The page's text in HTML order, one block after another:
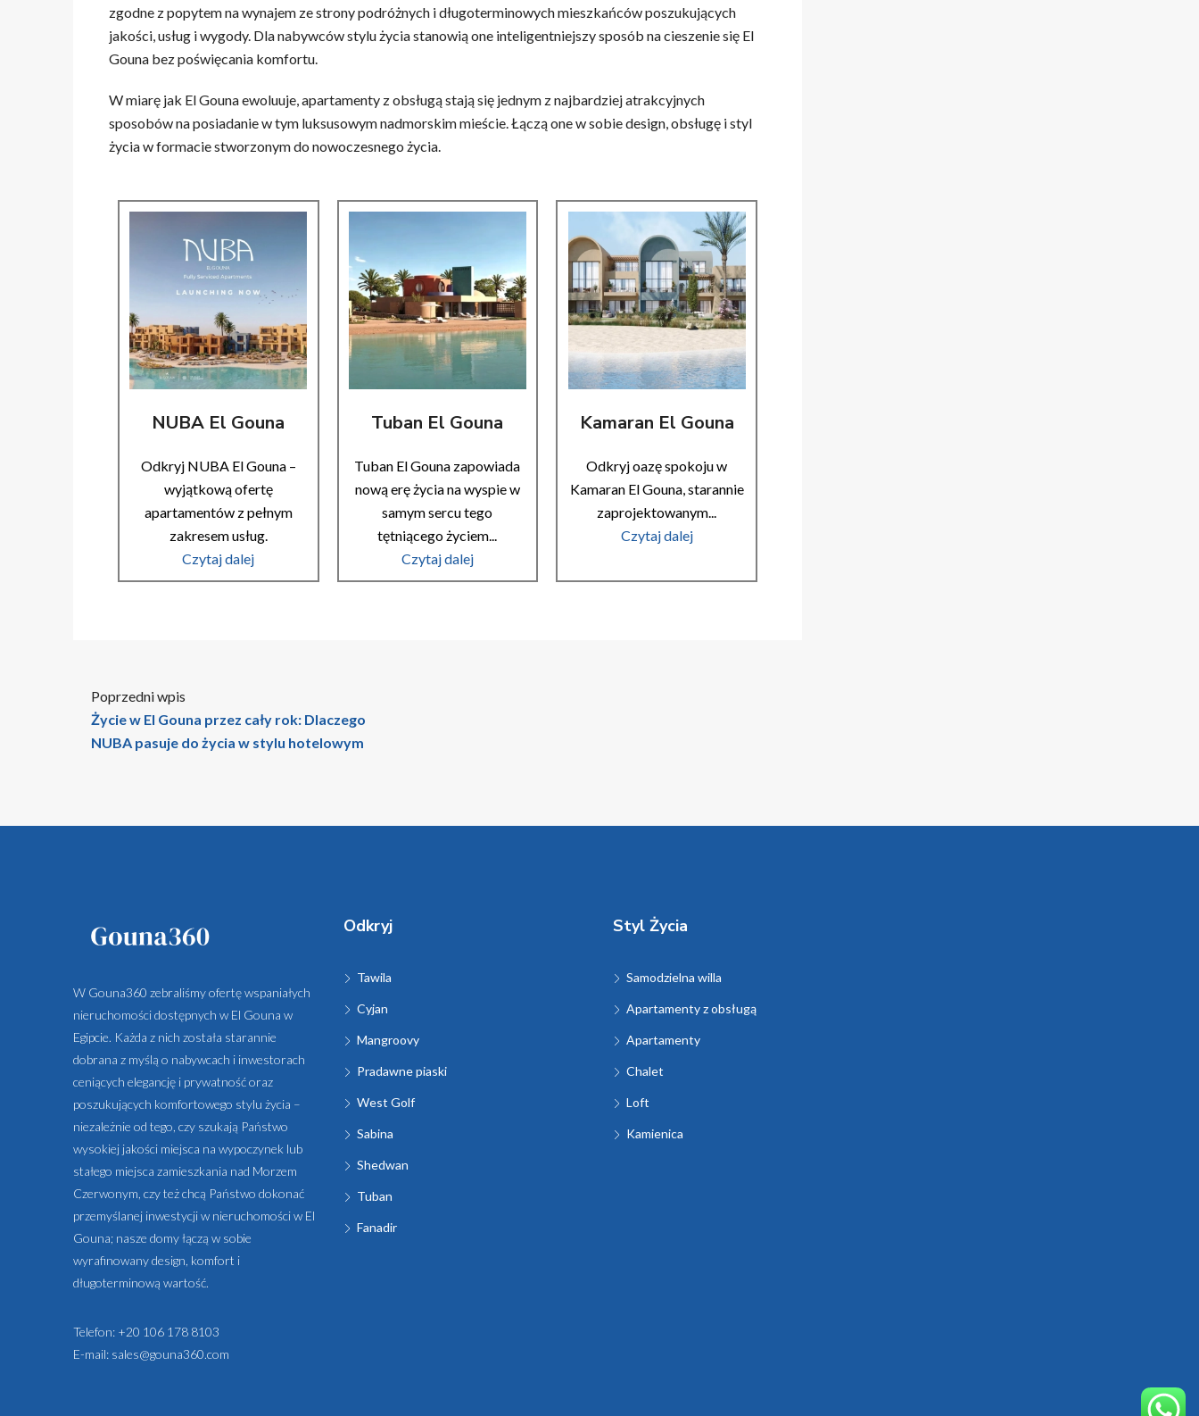
zgodne z popytem na wynajem ze strony podróżnych i długoterminowych mieszkańców poszukujących
jakości, usług i wygody. Dla nabywców stylu życia stanowią one inteligentniejszy sposób na cieszenie się El
Gouna bez poświęcania komfortu.
W miarę jak El Gouna ewoluuje, apartamenty z obsługą stają się jednym z najbardziej atrakcyjnych
sposobów na posiadanie w tym luksusowym nadmorskim mieście. Łączą one w sobie design, obsługę i styl
życia w formacie stworzonym do nowoczesnego życia.
NUBA El Gouna
Odkryj NUBA El Gouna –
wyjątkową ofertę
apartamentów z pełnym
zakresem usług.
Czytaj dalej
Tuban El Gouna
Tuban El Gouna zapowiada
nową erę życia na wyspie w
samym sercu tego
tętniącego życiem...
Czytaj dalej
Kamaran El Gouna
Odkryj oazę spokoju w
Kamaran El Gouna, starannie
zaprojektowanym...
Czytaj dalej
Poprzedni wpis
Życie w El Gouna przez cały rok: Dlaczego
NUBA pasuje do życia w stylu hotelowym
W Gouna360 zebraliśmy ofertę wspaniałych
nieruchomości dostępnych w El Gouna w
Egipcie. Każda z nich została starannie
dobrana z myślą o nabywcach i inwestorach
ceniących elegancję i prywatność oraz
poszukujących komfortowego stylu życia –
niezależnie od tego, czy szukają Państwo
wysokiej jakości miejsca na wypoczynek lub
stałego miejsca zamieszkania nad Morzem
Czerwonym, czy też chcą Państwo dokonać
przemyślanej inwestycji w nieruchomości w El
Gouna; nasze domy łączą w sobie
wyrafinowany design, komfort i
długoterminową wartość.
Telefon: +20 106 178 8103
E-mail: sales@gouna360.com
Odkryj
Tawila
Cyjan
Mangroovy
Pradawne piaski
West Golf
Sabina
Shedwan
Tuban
Fanadir
Styl Życia
Samodzielna willa
Apartamenty z obsługą
Apartamenty
Chalet
Loft
Kamienica